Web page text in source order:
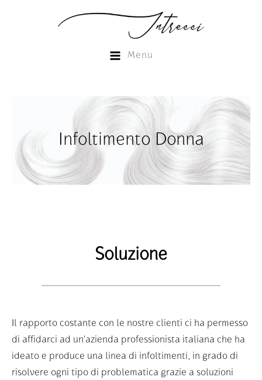
Menu
Infoltimento Donna
Soluzione
Il rapporto costante con le nostre clienti ci ha permesso
di affidarci ad un'azienda professionista italiana che ha
ideato e produce una linea di infoltimenti, in grado di
risolvere ogni tipo di problematica grazie a soluzioni